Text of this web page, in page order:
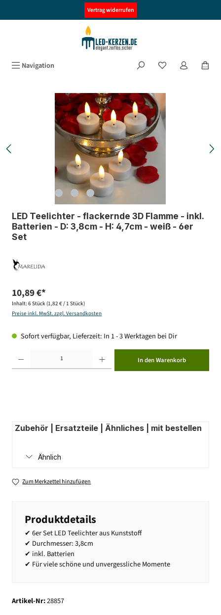
Vertrag widerrufen
Navigation
Bildergalerie überspringen
LED Teelichter - flackernde 3D Flamme - inkl.
Batterien - D: 3,8cm - H: 4,7cm - weiß - 6er
Set
10,89 €*
Inhalt: 6 Stück (1,82 € / 1 Stück)
Preise inkl. MwSt. zzgl. Versandkosten
Sofort verfügbar, Lieferzeit: In 1 - 3 Werktagen bei Dir
In den Warenkorb
Zubehör | Ersatzteile | Ähnliches | mit bestellen
Ähnlich
Zum Merkzettel hinzufügen
Produktdetails
✔ 6er Set LED Teelichter aus Kunststoff
✔ Durchmesser: 3,8cm
✔ inkl. Batterien
✔ Für viele schöne und unvergessliche Momente
Artikel-Nr:28857